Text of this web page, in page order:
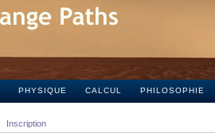
PHYSIQUE CALCUL PHILOSOPHIE
Inscription